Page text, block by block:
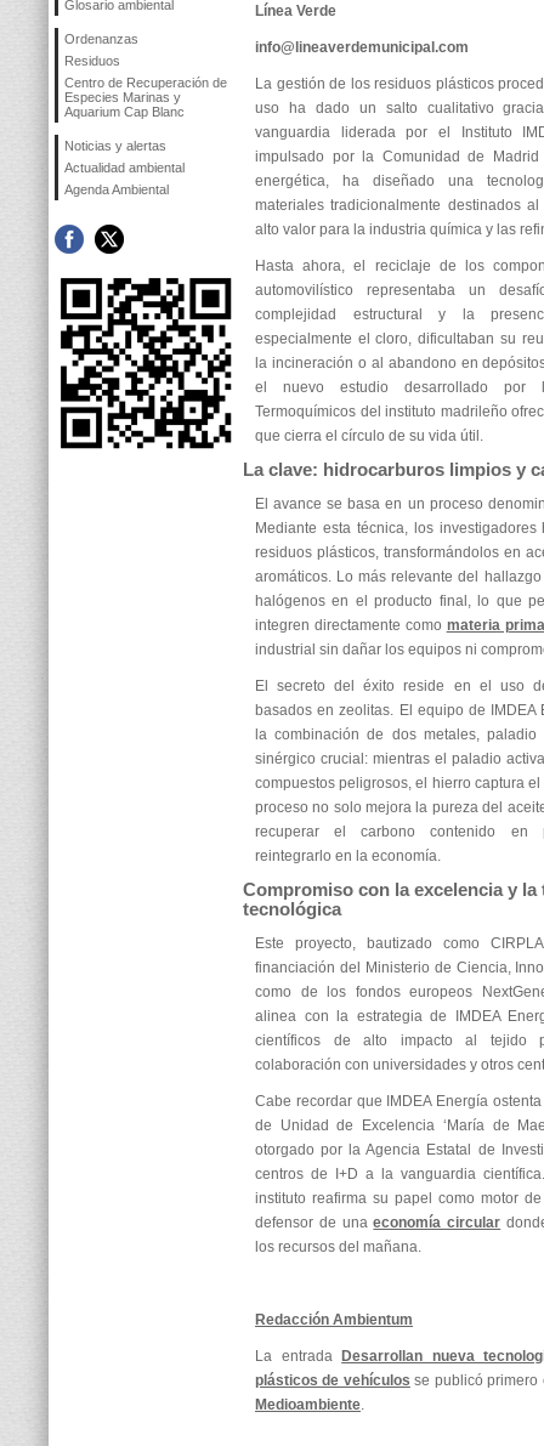
Glosario ambiental
Ordenanzas
Residuos
Centro de Recuperación de
Especies Marinas y
Aquarium Cap Blanc
Noticias y alertas
Actualidad ambiental
Agenda Ambiental
Línea Verde
info@lineaverdemunicipal.com
La gestión de los residuos plásticos
uso ha dado un salto cualitativo
vanguardia liderada por el Instituto
impulsado por la Comunidad de
energética, ha diseñado una
materiales tradicionalmente destinados
alto valor para la industria química y las
Hasta ahora, el reciclaje de los
automovilístico representaba un
complejidad estructural y la
especialmente el cloro, dificultaban su
la incineración o al abandono en
el nuevo estudio desarrollado por
Termoquímicos del instituto madrileño
que cierra el círculo de su vida útil.
La clave: hidrocarburos limpios y
El avance se basa en un proceso
Mediante esta técnica, los
residuos plásticos, transformándolos en
aromáticos. Lo más relevante del
halógenos en el producto final, lo que
integren directamente como materia prima
industrial sin dañar los equipos ni
El secreto del éxito reside en el uso
basados en zeolitas. El equipo de
la combinación de dos metales,
sinérgico crucial: mientras el paladio
compuestos peligrosos, el hierro captura
proceso no solo mejora la pureza del
recuperar el carbono contenido en
reintegrarlo en la economía.
Compromiso con la excelencia y la
tecnológica
Este proyecto, bautizado como
financiación del Ministerio de Ciencia,
como de los fondos europeos
alinea con la estrategia de IMDEA
científicos de alto impacto al tejido
colaboración con universidades y otros
Cabe recordar que IMDEA Energía
de Unidad de Excelencia ‘María de
otorgado por la Agencia Estatal de
centros de I+D a la vanguardia
instituto reafirma su papel como motor
defensor de unaeconomía circular
los recursos del mañana.
Redacción Ambientum
La entrada
Desarrollan nueva
plásticos de vehículos se publicó
Medioambiente.